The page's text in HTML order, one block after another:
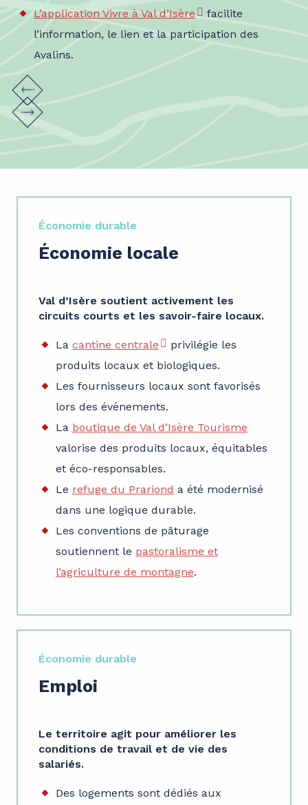
L’application Vivre à Val d’Isère
facilite
l’information, le lien et la participation des
Avalins.
Économie durable
Économie locale
Val d’Isère soutient activement les
circuits courts et les savoir-faire locaux.
La cantine centrale
privilégie les
produits locaux et biologiques.
Les fournisseurs locaux sont favorisés
lors des événements.
La boutique de Val d’Isère Tourisme
valorise des produits locaux, équitables
et éco-responsables.
Le refuge du Prariond a été modernisé
dans une logique durable.
Les conventions de pâturage
soutiennent le pastoralisme et
l’agriculture de montagne.
Économie durable
Emploi
Le territoire agit pour améliorer les
conditions de travail et de vie des
salariés.
Des logements sont dédiés aux